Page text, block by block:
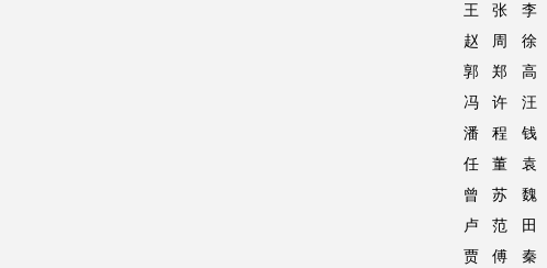
王 张 李
赵
周 徐
郭
郑 高
冯
许 汪
潘
程 钱
任
董 袁
曾
苏 魏
卢
范 田
贾
傅 秦